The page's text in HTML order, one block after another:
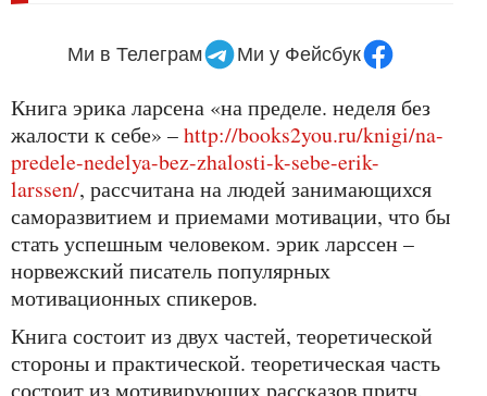
Ми в Телеграм Ми у Фейсбук
книга эрика ларсена «на пределе. неделя без
жалости к себе» –http://books2you.ru/knigi/na-
predele-nedelya-bez-zhalosti-k-sebe-erik-
larssen/, рассчитана на людей занимающихся
саморазвитием и приемами мотивации, что бы
стать успешным человеком. эрик ларссен –
норвежский писатель популярных
мотивационных спикеров.
книга состоит из двух частей, теоретической
стороны и практической. теоретическая часть
состоит из мотивирующих рассказов притч,